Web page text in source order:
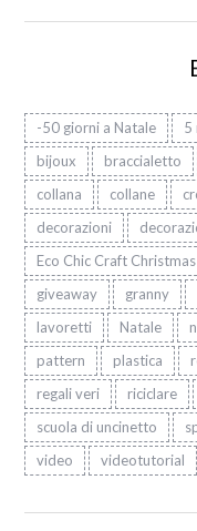
-50 giorni a Natale 5
bijoux
braccialetto
collana
collane
decorazioni
Eco Chic Craft Christmas
giveaway
granny
lavoretti
Natale
pattern
plastica
regali veri
riciclare
scuola di uncinetto
video
videotutorial